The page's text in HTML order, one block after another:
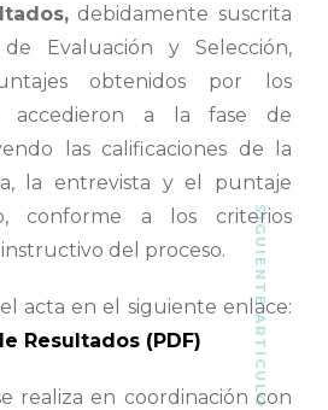
,debidamente suscrita
Evaluación y Selección,
obtenidos por los
accedieron a la fase de
las calificaciones de la
la entrevista y el puntaje
conforme a los criterios
del proceso.
acta en el siguiente enlace:
Resultados (PDF)
realiza en coordinación con
SIGUIENTE ARTÍCULO